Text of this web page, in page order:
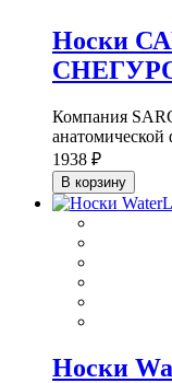
Носки
Компания
1938 ₽
В корзину
Носки